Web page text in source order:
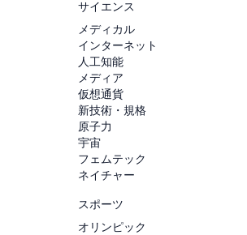
サイエンス
メディカル
インターネット
人工知能
メディア
仮想通貨
新技術・規格
原子力
宇宙
フェムテック
ネイチャー
スポーツ
オリンピック